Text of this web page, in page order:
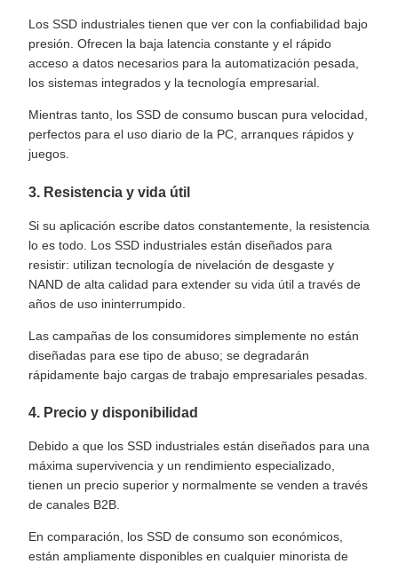
Los SSD industriales tienen que ver con la confiabilidad bajo
presión. Ofrecen la baja latencia constante y el rápido
acceso a datos necesarios para la automatización pesada,
los sistemas integrados y la tecnología empresarial.
Mientras tanto, los SSD de consumo buscan pura velocidad,
perfectos para el uso diario de la PC, arranques rápidos y
juegos.
3. Resistencia y vida útil
Si su aplicación escribe datos constantemente, la resistencia
lo es todo. Los SSD industriales están diseñados para
resistir: utilizan tecnología de nivelación de desgaste y
NAND de alta calidad para extender su vida útil a través de
años de uso ininterrumpido.
Las campañas de los consumidores simplemente no están
diseñadas para ese tipo de abuso; se degradarán
rápidamente bajo cargas de trabajo empresariales pesadas.
4. Precio y disponibilidad
Debido a que los SSD industriales están diseñados para una
máxima supervivencia y un rendimiento especializado,
tienen un precio superior y normalmente se venden a través
de canales B2B.
En comparación, los SSD de consumo son económicos,
están ampliamente disponibles en cualquier minorista de